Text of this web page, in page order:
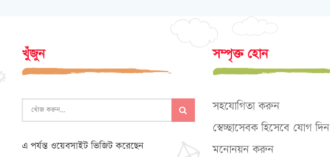
খুঁজুন
এ পর্যন্ত ওয়েবসাইট ভিজিট করেছেন
সম্পৃক্ত হোন
সহযোগিতা করুন
স্বেচ্ছাসেবক হিসেবে যোগ দিন
মনোনয়ন করুন